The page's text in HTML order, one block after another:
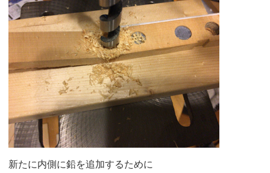
新たに内側に鉛を追加するために